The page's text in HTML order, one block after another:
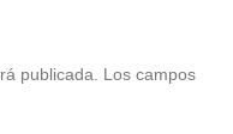
publicada. Los campos